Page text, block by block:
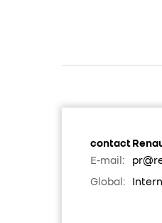
contact
E-mail:
Global: